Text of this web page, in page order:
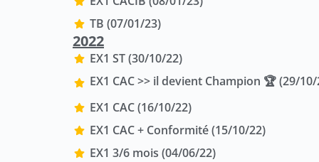
TB (07/01/23)
2022
EX1 ST (30/10/22)
EX1 CAC >> il devient Champion 🏆 (29/
EX1 CAC (16/10/22)
EX1 CAC + Conformité (15/10/22)
EX1 3/6 mois (04/06/22)